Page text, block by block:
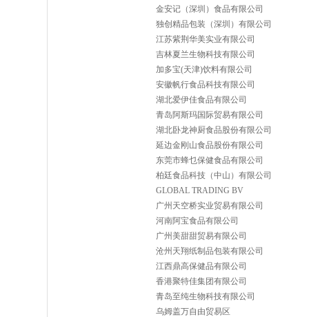
金安记（深圳）食品有限公司
独创精品包装（深圳）有限公司
江苏紫荆华美实业有限公司
吉林夏兰生物科技有限公司
加多宝(天津)饮料有限公司
安徽帆行食品科技有限公司
湖北爱伊佳食品有限公司
青岛阿斯玛国际贸易有限公司
湖北卧龙神厨食品股份有限公司
延边金刚山食品股份有限公司
东莞市蜂乜保健食品有限公司
柏廷食品科技（中山）有限公司
GLOBAL TRADING BV
广州天空桥实业贸易有限公司
河南阿宝食品有限公司
广州美甜甜贸易有限公司
沧州天翔纸制品包装有限公司
江西鼎高保健品有限公司
香港聚特佳集团有限公司
青岛至纯生物科技有限公司
乌姆盖万自由贸易区